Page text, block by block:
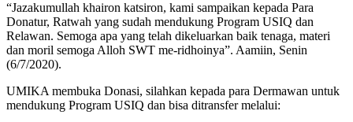
“Jazakumullah khairon katsiron, kami sampaikan kepada Para
Donatur, Ratwah yang sudah mendukung Program USIQ dan
Relawan. Semoga apa yang telah dikeluarkan baik tenaga, materi
dan moril semoga Alloh SWT me-ridhoinya”. Aamiin, Senin
(6/7/2020).
UMIKA membuka Donasi, silahkan kepada para Dermawan untuk
mendukung Program USIQ dan bisa ditransfer melalui: